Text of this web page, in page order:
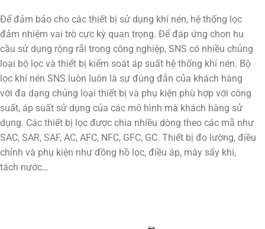
Để đảm bảo cho các thiết bị sử dụng khí nén, hệ thống lọc
đảm nhiệm vai trò cực kỳ quan trọng. Để đáp ứng chon hu
cầu sử dụng rộng rãi trong công nghiệp, SNS có nhiều chủng
loại bộ lọc và thiết bị kiểm soát áp suất hệ thống khí nén. Bộ
lọc khí nén SNS luôn luôn là sự đúng đắn của khách hàng
với đa dạng chủng loại thiết bị và phụ kiện phù hợp với công
suất, áp suất sử dụng của các mô hình mà khách hàng sử
dụng. Các thiết bị lọc được chia nhiều dòng theo các mã như
SAC, SAR, SAF, AC, AFC, NFC, GFC, GC. Thiết bị đo lường, điều
chỉnh và phụ kiện như đồng hồ lọc, điều áp, máy sấy khí,
tách nước…